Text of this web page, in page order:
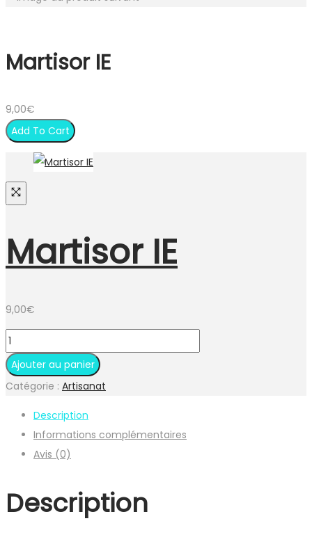
Martisor IE
9,00€
Add To Cart
Martisor IE
9,00€
Ajouter au panier
Catégorie : Artisanat
Description
Informations complémentaires
Avis (0)
Description